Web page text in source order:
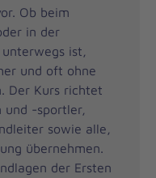
Ob beim
in der
ist,
und oft ohne
Der Kurs richtet
und -sportler,
sowie alle,
übernehmen.
der Ersten